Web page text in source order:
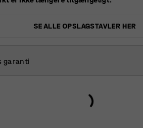
SE ALLE OPSLAGSTAVLER HER
garanti